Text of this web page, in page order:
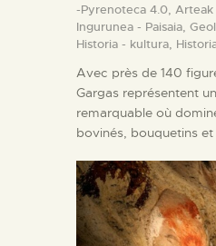
-Pyrenoteca 4.0, Arteak
Ingurunea - Paisaia,
Historia - kultura,
Avec près de 140
Gargas représentent
remarquable où
bovinés, bouquetins